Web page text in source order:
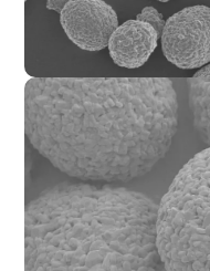
镍钴锰锂氧